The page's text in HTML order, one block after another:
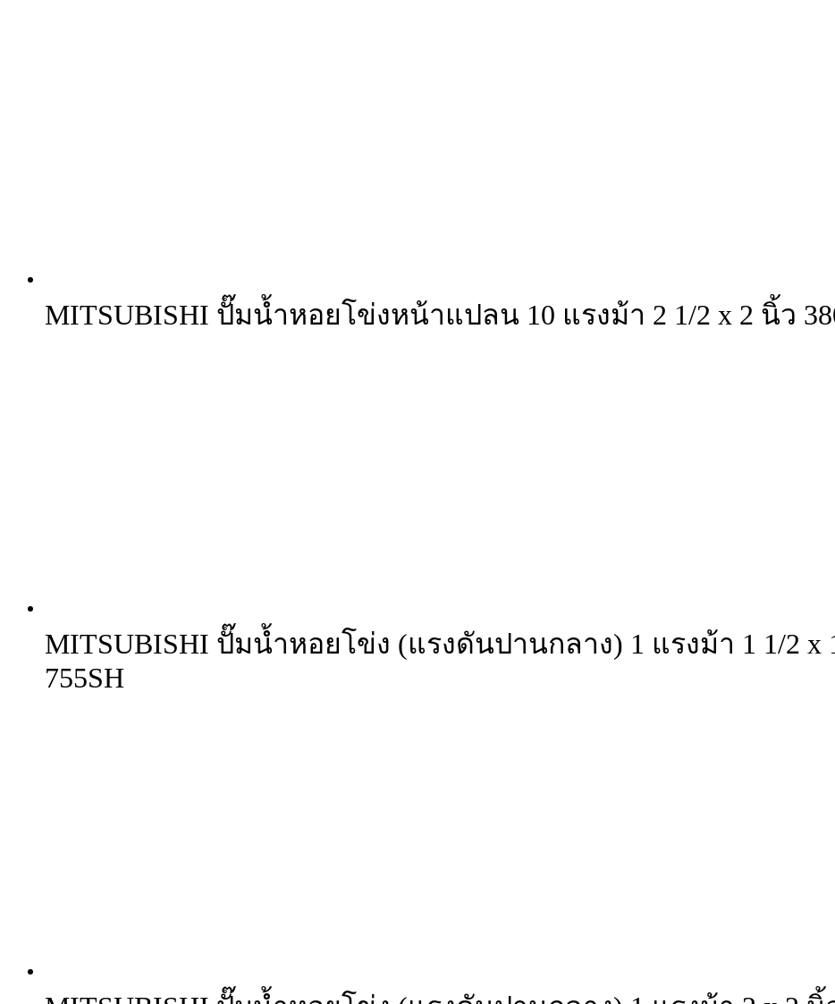
MITSUBISHI ปั๊มน้ำหอยโข่งหน้าแปลน 10 แรงม้า 2 1/2 x 2 นิ้ว
MITSUBISHI ปั๊มน้ำหอยโข่ง (แรงดันปานกลาง) 1 แรงม้า 1 1/2 x
755SH